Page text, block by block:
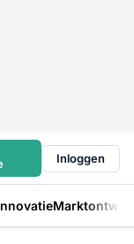
Inloggen